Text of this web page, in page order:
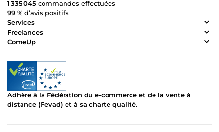
1 335 045 commandes effectuées
99 % d’avis positifs
Services
Freelances
ComeUp
Adhère à la Fédération du e-commerce et de la vente à
distance (Fevad) et à sa charte qualité.